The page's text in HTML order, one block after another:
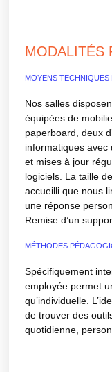
MODALITÉS
MOYENS
Nos salles
équipées de
paperboard, deux
informatiques avec
et mises à jour
logiciels. La taille
accueilli que nous
une réponse
Remise d’un
MÉTHODES
Spécifiquement
employée permet
qu’individuelle.
de trouver des
quotidienne,